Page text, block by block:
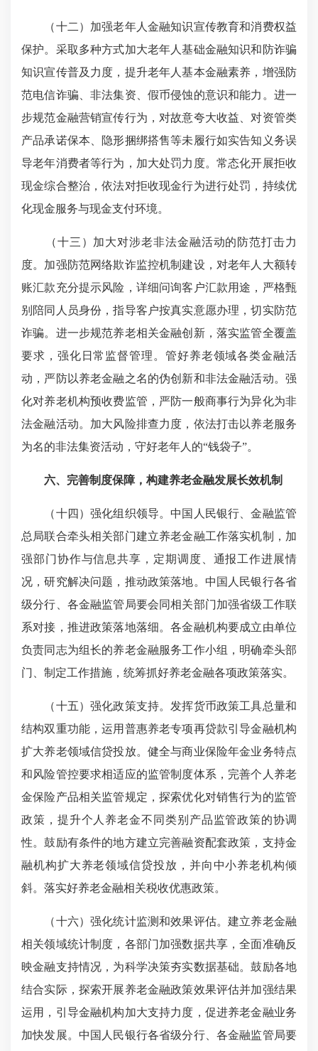
（十二）加强老年人金融知识宣传教育和消费权益
保护。采取多种方式加大老年人基础金融知识和防诈骗
知识宣传普及力度，提升老年人基本金融素养，增强防
范电信诈骗、非法集资、假币侵蚀的意识和能力。进一
步规范金融营销宣传行为，对故意夸大收益、对资管类
产品承诺保本、隐形捆绑搭售等未履行如实告知义务误
导老年消费者等行为，加大处罚力度。常态化开展拒收
现金综合整治，依法对拒收现金行为进行处罚，持续优
化现金服务与现金支付环境。
（十三）加大对涉老非法金融活动的防范打击力
度。加强防范网络欺诈监控机制建设，对老年人大额转
账汇款充分提示风险，详细问询客户汇款用途，严格甄
别陪同人员身份，指导客户按真实意愿办理，切实防范
诈骗。进一步规范养老相关金融创新，落实监管全覆盖
要求，强化日常监督管理。管好养老领域各类金融活
动，严防以养老金融之名的伪创新和非法金融活动。强
化对养老机构预收费监管，严防一般商事行为异化为非
法金融活动。加大风险排查力度，依法打击以养老服务
为名的非法集资活动，守好老年人的“钱袋子”。
六、完善制度保障，构建养老金融发展长效机制
（十四）强化组织领导。中国人民银行、金融监管
总局联合牵头相关部门建立养老金融工作落实机制，加
强部门协作与信息共享，定期调度、通报工作进展情
况，研究解决问题，推动政策落地。中国人民银行各省
级分行、各金融监管局要会同相关部门加强省级工作联
系对接，推进政策落地落细。各金融机构要成立由单位
负责同志为组长的养老金融服务工作小组，明确牵头部
门、制定工作措施，统筹抓好养老金融各项政策落实。
（十五）强化政策支持。发挥货币政策工具总量和
结构双重功能，运用普惠养老专项再贷款引导金融机构
扩大养老领域信贷投放。健全与商业保险年金业务特点
和风险管控要求相适应的监管制度体系，完善个人养老
金保险产品相关监管规定，探索优化对销售行为的监管
政策，提升个人养老金不同类别产品监管政策的协调
性。鼓励有条件的地方建立完善融资配套政策，支持金
融机构扩大养老领域信贷投放，并向中小养老机构倾
斜。落实好养老金融相关税收优惠政策。
（十六）强化统计监测和效果评估。建立养老金融
相关领域统计制度，各部门加强数据共享，全面准确反
映金融支持情况，为科学决策夯实数据基础。鼓励各地
结合实际，探索开展养老金融政策效果评估并加强结果
运用，引导金融机构加大支持力度，促进养老金融业务
加快发展。中国人民银行各省级分行、各金融监管局要